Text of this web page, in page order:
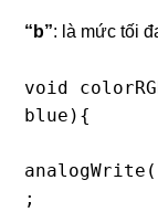
“b”: là mức tối
void
blue){
;